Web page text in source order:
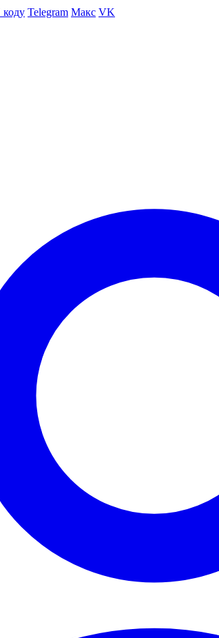
коду Telegram Макс VK